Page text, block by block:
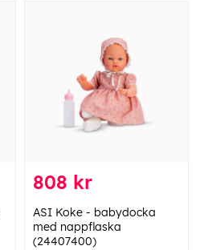
808 kr
ASI Koke - babydocka
med nappflaska
(24407400)